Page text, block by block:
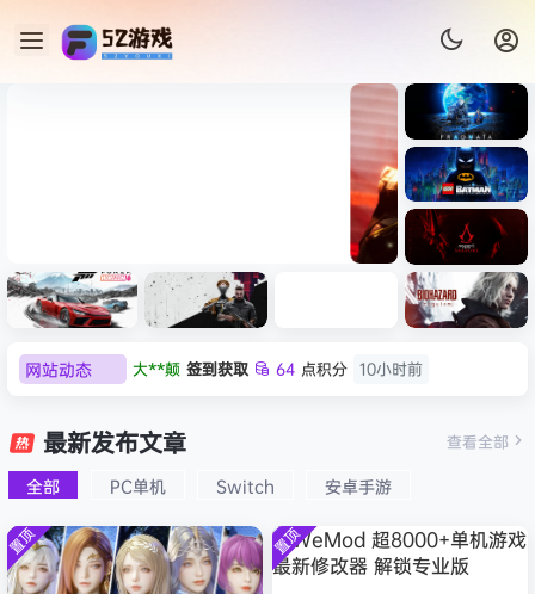
+修改器打包下载 解压即玩
《识质存
在/PRAG
MATA》
免安装中
文版
《乐高蝙
蝠侠：黑
暗骑士之
Dark
Creed
拟机
速：地平
线
6（Forza
Horizon
6）免安装
中文版
心/Atomi
c
Heart》
文版
n Desert
HYPERVI
SOR）免
安装中文
版
9：安魂
Requiem
）免安装
中文版
网站动态 大**颠 签到获取 64 点积分 10小时前
欢迎 我*的
欢迎D****Z
欢迎有*酱 加入本站
8月7日
欢迎Q*H 加入本站
8月6日
欢迎e******i 加入本站 8月6日
最新发布文章
全部 PC单机 Switch 安卓手游
查看全部
置顶 置顶